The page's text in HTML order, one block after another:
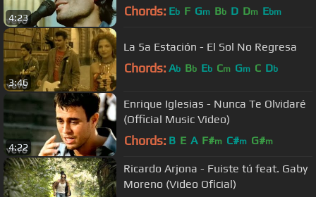
4:23 Chords: Eb F Gm Bb D Dm Ebm
3:46
La 5a Estación - El Sol No Regresa
Chords: Ab Bb Eb Cm Gm C Db
4:22
Enrique Iglesias - Nunca Te Olvidaré
(Official Music Video)
Chords: B E A F#m C#m G#m
Ricardo Arjona - Fuiste tú feat. Gaby
Moreno (Video Oficial)